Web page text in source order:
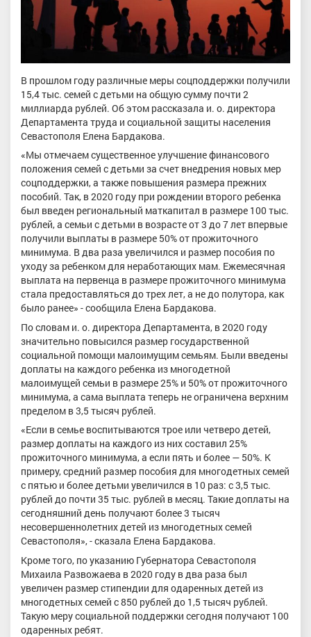
В прошлом году различные меры соцподдержки получили
15,4 тыс. семей с детьми на общую сумму почти 2
миллиарда рублей. Об этом рассказала и. о. директора
Департамента труда и социальной защиты населения
Севастополя Елена Бардакова.
«Мы отмечаем существенное улучшение финансового
положения семей с детьми за счет внедрения новых мер
соцподдержки, а также повышения размера прежних
пособий. Так, в 2020 году при рождении второго ребенка
был введен региональный маткапитал в размере 100 тыс.
рублей, а семьи с детьми в возрасте от 3 до 7 лет впервые
получили выплаты в размере 50% от прожиточного
минимума. В два раза увеличился и размер пособия по
уходу за ребенком для неработающих мам. Ежемесячная
выплата на первенца в размере прожиточного минимума
стала предоставляться до трех лет, а не до полутора, как
было ранее» - сообщила Елена Бардакова.
По словам и. о. директора Департамента, в 2020 году
значительно повысился размер государственной
социальной помощи малоимущим семьям. Были введены
доплаты на каждого ребенка из многодетной
малоимущей семьи в размере 25% и 50% от прожиточного
минимума, а сама выплата теперь не ограничена верхним
пределом в 3,5 тысяч рублей.
«Если в семье воспитываются трое или четверо детей,
размер доплаты на каждого из них составил 25%
прожиточного минимума, а если пять и более — 50%. К
примеру, средний размер пособия для многодетных семей
с пятью и более детьми увеличился в 10 раз: с 3,5 тыс.
рублей до почти 35 тыс. рублей в месяц. Такие доплаты на
сегодняшний день получают более 3 тысяч
несовершеннолетних детей из многодетных семей
Севастополя», - сказала Елена Бардакова.
Кроме того, по указанию Губернатора Севастополя
Михаила Развожаева в 2020 году в два раза был
увеличен размер стипендии для одаренных детей из
многодетных семей с 850 рублей до 1,5 тысяч рублей.
Такую меру социальной поддержки сегодня получают 100
одаренных ребят.